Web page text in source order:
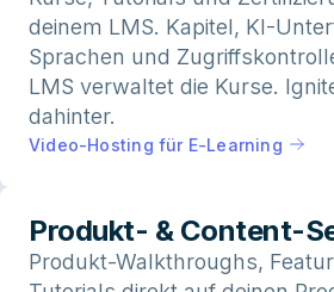
deinem LMS. Kapitel, KI-
Sprachen und
LMS verwaltet die Kurse.
dahinter.
Video-Hosting für E-Learning
Produkt- & Content-
Produkt-Walkthroughs,